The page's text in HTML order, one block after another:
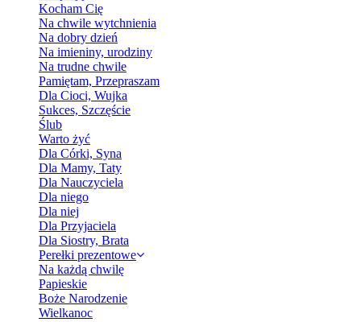
Kocham Cię
Na chwile wytchnienia
Na dobry dzień
Na imieniny, urodziny
Na trudne chwile
Pamiętam, Przepraszam
Dla Cioci, Wujka
Sukces, Szczęście
Ślub
Warto żyć
Dla Córki, Syna
Dla Mamy, Taty
Dla Nauczyciela
Dla niego
Dla niej
Dla Przyjaciela
Dla Siostry, Brata
Perełki prezentowe
Na każdą chwilę
Papieskie
Boże Narodzenie
Wielkanoc